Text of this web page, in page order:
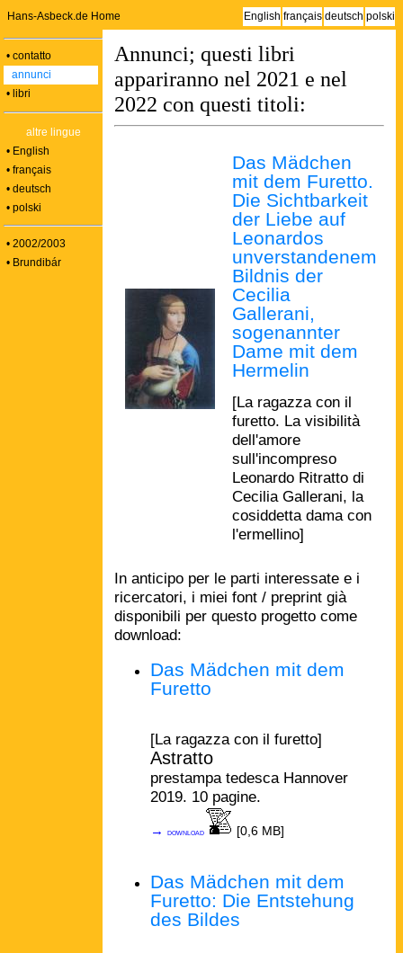
Hans-Asbeck.de Home English français deutsch polski
• contatto
annunci
• libri
altre lingue
• English
• français
• deutsch
• polski
• 2002/2003
• Brundibár
Annunci; questi libri
appariranno nel 2021 e nel
2022 con questi titoli:
Das Mädchen
mit dem Furetto.
Die Sichtbarkeit
der Liebe auf
Leonardos
unverstandenem
Bildnis der
Cecilia
Gallerani,
sogenannter
Dame mit dem
Hermelin
[La ragazza con il
furetto. La visibilità
dell'amore
sull'incompreso
Leonardo Ritratto di
Cecilia Gallerani, la
cosiddetta dama con
l'ermellino]
In anticipo per le parti interessate e i
ricercatori, i miei font / preprint già
disponibili per questo progetto come
download:
Das Mädchen mit dem
Furetto
[La ragazza con il furetto]
Astratto
prestampa tedesca Hannover
2019. 10 pagine.
→download [0,6 MB]
Das Mädchen mit dem
Furetto: Die Entstehung
des Bildes